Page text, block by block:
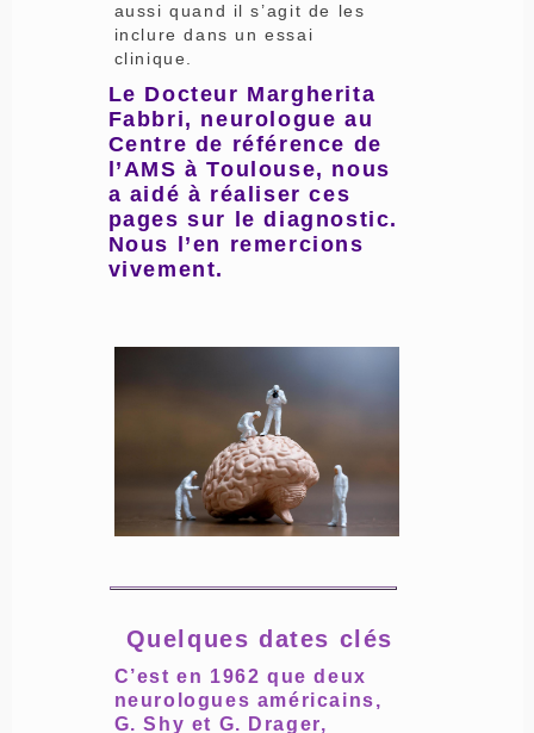
aussi quand il s’agit de les
inclure dans un essai
clinique.
Le Docteur Margherita
Fabbri, neurologue au
Centre de référence de
l’AMS à Toulouse, nous
a aidé à réaliser ces
pages sur le diagnostic.
Nous l’en remercions
vivement.
Quelques dates clés
C’est en 1962 que deux
neurologues américains,
G. Shy et G. Drager,